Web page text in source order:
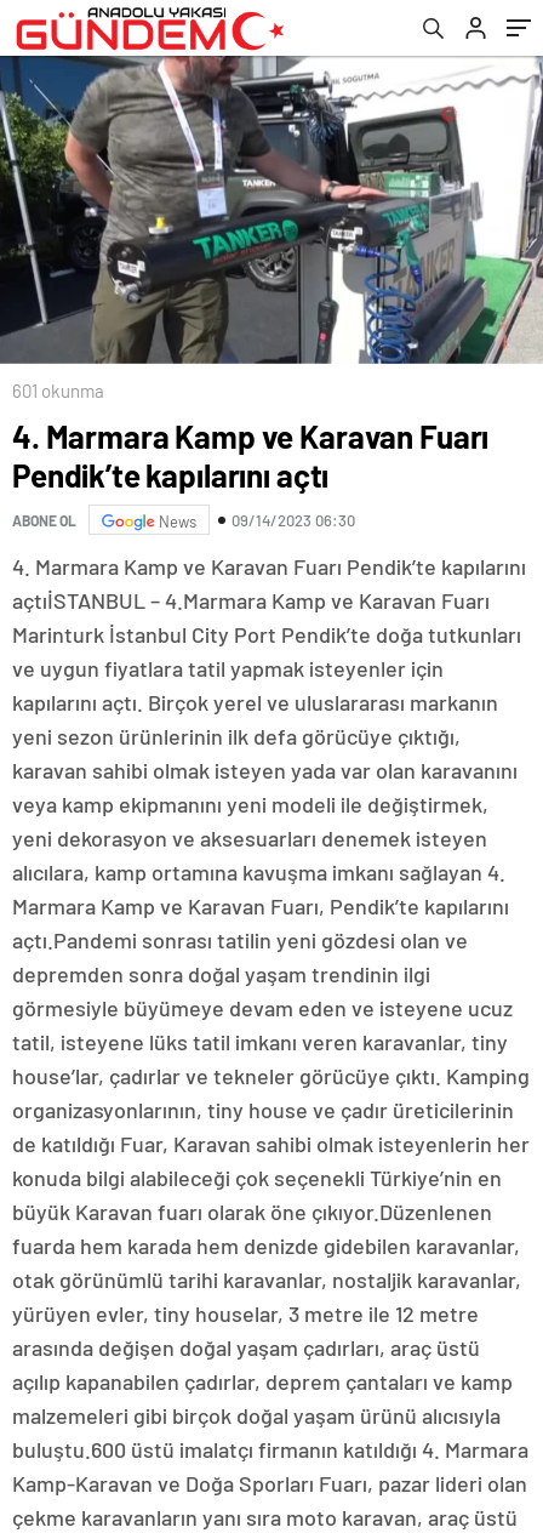
601 okunma
4. Marmara Kamp ve Karavan Fuarı
Pendik’te kapılarını açtı
ABONE OL News 09/14/2023 06:30
4. Marmara Kamp ve Karavan Fuarı Pendik’te kapılarını
açtıİSTANBUL – 4.Marmara Kamp ve Karavan Fuarı
Marinturk İstanbul City Port Pendik’te doğa tutkunları
ve uygun fiyatlara tatil yapmak isteyenler için
kapılarını açtı. Birçok yerel ve uluslararası markanın
yeni sezon ürünlerinin ilk defa görücüye çıktığı,
karavan sahibi olmak isteyen yada var olan karavanını
veya kamp ekipmanını yeni modeli ile değiştirmek,
yeni dekorasyon ve aksesuarları denemek isteyen
alıcılara, kamp ortamına kavuşma imkanı sağlayan 4.
Marmara Kamp ve Karavan Fuarı, Pendik’te kapılarını
açtı.Pandemi sonrası tatilin yeni gözdesi olan ve
depremden sonra doğal yaşam trendinin ilgi
görmesiyle büyümeye devam eden ve isteyene ucuz
tatil, isteyene lüks tatil imkanı veren karavanlar, tiny
house’lar, çadırlar ve tekneler görücüye çıktı. Kamping
organizasyonlarının, tiny house ve çadır üreticilerinin
de katıldığı Fuar, Karavan sahibi olmak isteyenlerin her
konuda bilgi alabileceği çok seçenekli Türkiye’nin en
büyük Karavan fuarı olarak öne çıkıyor.Düzenlenen
fuarda hem karada hem denizde gidebilen karavanlar,
otak görünümlü tarihi karavanlar, nostaljik karavanlar,
yürüyen evler, tiny houselar, 3 metre ile 12 metre
arasında değişen doğal yaşam çadırları, araç üstü
açılıp kapanabilen çadırlar, deprem çantaları ve kamp
malzemeleri gibi birçok doğal yaşam ürünü alıcısıyla
buluştu.600 üstü imalatçı firmanın katıldığı 4. Marmara
Kamp-Karavan ve Doğa Sporları Fuarı, pazar lideri olan
çekme karavanların yanı sıra moto karavan, araç üstü